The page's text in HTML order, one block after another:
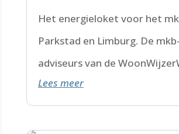
Het energieloket voor het
Parkstad en Limburg. De mkb-
adviseurs van de
Limburg staan voor je klaar.
Lees meer